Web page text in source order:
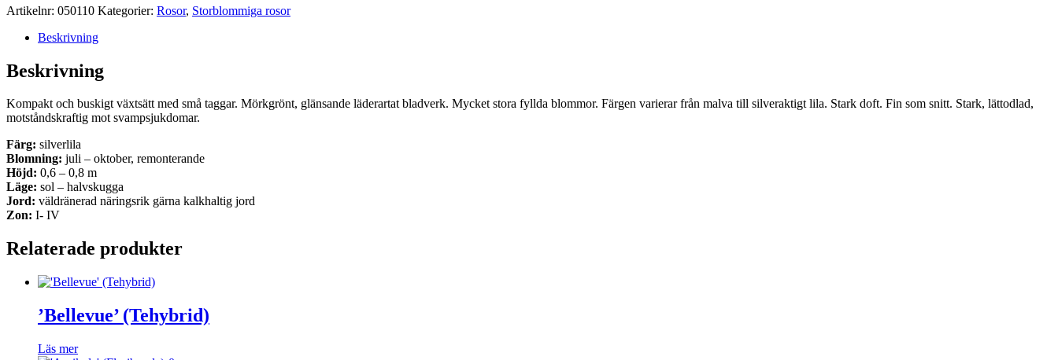
Artikelnr: 050110 Kategorier: Rosor, Storblommiga rosor
Beskrivning
Beskrivning
Kompakt och buskigt växtsätt med små taggar. Mörkgrönt, glänsande läderartat bladverk. Mycket stora fyllda blommor. Färgen varierar från malva till silveraktigt lila. Stark doft. Fin som snitt. Stark, lättodlad,
motståndskraftig mot svampsjukdomar.
Färg: silverlila
Blomning: juli – oktober, remonterande
Höjd: 0,6 – 0,8 m
Läge: sol – halvskugga
Jord: väldränerad näringsrik gärna kalkhaltig jord
Zon: I- IV
Relaterade produkter
’Bellevue’ (Tehybrid)
Läs mer